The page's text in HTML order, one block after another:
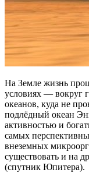
На Земле жизнь
условиях — вокруг
океанов, куда не
подлёдный океан
активностью и
самых
внеземных
существовать и на
(спутник Юпитера).